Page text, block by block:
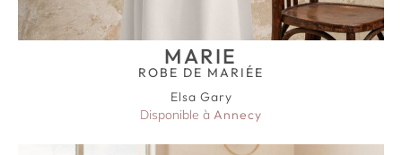
MARIE
ROBE DE MARIÉE
Elsa Gary
Disponible à Annecy